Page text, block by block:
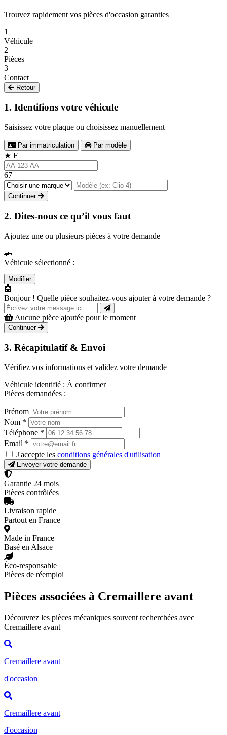
Trouvez rapidement vos pièces d'occasion garanties
1
Véhicule
2
Pièces
3
Contact
Retour
1. Identifions votre véhicule
Saisissez votre plaque ou choisissez manuellement
Par immatriculation Par modèle
★ F
67
Continuer
2. Dites-nous ce qu’il vous faut
Ajoutez une ou plusieurs pièces à votre demande
🚗
Véhicule sélectionné :
Modifier
🤖
Bonjour ! Quelle pièce souhaitez-vous ajouter à votre demande ?
Aucune pièce ajoutée pour le moment
Continuer
3. Récapitulatif & Envoi
Vérifiez vos informations et validez votre demande
Véhicule identifié : À confirmer
Pièces demandées :
Prénom
Nom *
Téléphone *
Email *
J'accepte les conditions générales d'utilisation
Envoyer votre demande
Garantie 24 mois
Pièces contrôlées
Livraison rapide
Partout en France
Made in France
Basé en Alsace
Éco-responsable
Pièces de réemploi
Pièces associées à Cremaillere avant
Découvrez les pièces mécaniques souvent recherchées avec
Cremaillere avant
Cremaillere avant
d'occasion
Cremaillere avant
d'occasion